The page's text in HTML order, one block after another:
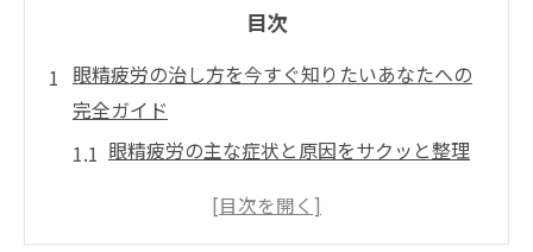
目次
眼精疲労の治し方を今すぐ知りたいあなたへの
完全ガイド
眼精疲労の主な症状と原因をサクッと整理
眼精疲労の治し方全体像と「今すぐすべき